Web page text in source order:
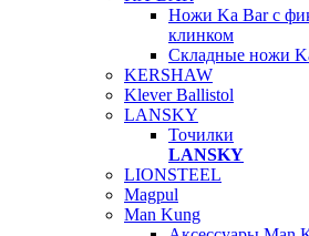
Ножи Ka Bar c
клинком
Складные ножи
KERSHAW
Klever Ballistol
LANSKY
Точилки
LANSKY
LIONSTEEL
Magpul
Man Kung